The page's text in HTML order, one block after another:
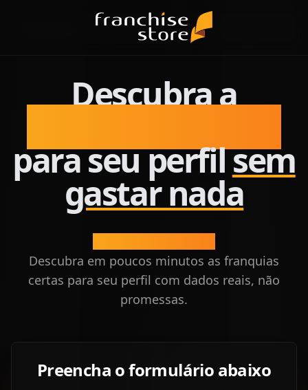
Descubra a
para seu perfilsem
gastar nada
Descubra em poucos minutos as franquias
certas para seu perfil com dados reais, não
promessas.
Preencha o formulário abaixo